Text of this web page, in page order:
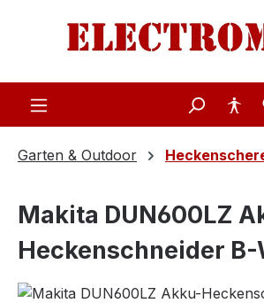
Zum Hauptinhalt springen
Garten & Outdoor
Makita DUN600LZ
Heckenschneider B-
Bildergalerie überspringen